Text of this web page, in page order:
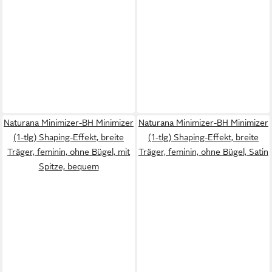
Naturana Minimizer-BH Minimizer
(1-tlg) Shaping-Effekt, breite
Träger, feminin, ohne Bügel, mit
Spitze, bequem
Naturana Minimizer-BH Minimizer
(1-tlg) Shaping-Effekt, breite
Träger, feminin, ohne Bügel, Satin